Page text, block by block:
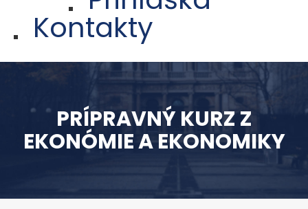
Kontakty
PRÍPRAVNÝ KURZ Z
EKONÓMIE A EKONOMIKY